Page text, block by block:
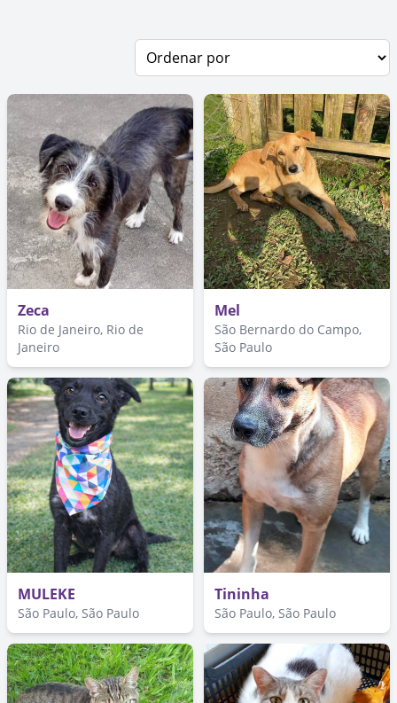
Zeca
Rio de Janeiro, Rio de
Janeiro
Mel
São Bernardo do Campo,
São Paulo
MULEKE
São Paulo, São Paulo
Tininha
São Paulo, São Paulo